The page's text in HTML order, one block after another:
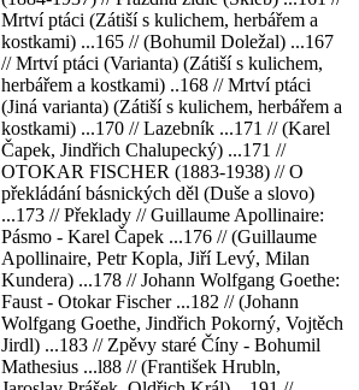
Mrtví ptáci (Zátiší s kulichem, herbářem a
kostkami) ...165 // (Bohumil Doležal) ...167
// Mrtví ptáci (Varianta) (Zátiší s kulichem,
herbářem a kostkami) ..168 // Mrtví ptáci
(Jiná varianta) (Zátiší s kulichem, herbářem a
kostkami) ...170 // Lazebník ...171 // (Karel
Čapek, Jindřich Сhalupecký) ...171 //
OTOKAR FISCHER (1883-1938) // O
překládání básnických děl (Duše a slovo)
...173 // Překlady // Guillaume Apollinaire:
Pásmo - Karel Čapek ...176 // (Guillaume
Apollinaire, Petr Kopla, Jiří Levý, Milan
Kundera) ...178 // Johann Wolfgang Goethe:
Faust - Otokar Fischer ...182 // (Johann
Wolfgang Goethe, Jindřich Pokorný, Vojtěch
Jirdl) ...183 // Zpěvy staré Číny - Bohumil
Mathesius ...l88 // (František Hrubln,